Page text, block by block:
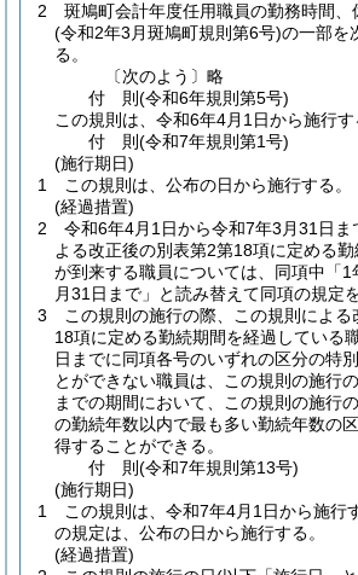
2
斑鳩町会計年度任用職員の勤務時間、
(令和2年3月斑鳩町規則第6号)の一部を
る。
〔次のよう〕略
付 則(令和6年規則第5号)
この規則は、令和6年4月1日から施行す
付 則(令和7年規則第1号)
(施行期日)
1
この規則は、公布の日から施行する。
(経過措置)
2
令和6年4月1日から令和7年3月31日ま
よる改正後の別表第2第18項に定める
が到来する職員については、同項中「1
月31日まで」と読み替えて同項の規定
3
この規則の施行の際、この規則によ
18項に定める勤続期間を経過している
日までに同項各号のいずれの区分の特
とができない職員は、この規則の施行
までの期間において、この規則の施行
の勤続年数以内で最も多い勤続年数の
得することができる。
付 則(令和7年規則第13号)
(施行期日)
1
この規則は、令和7年4月1日から施行
の規定は、公布の日から施行する。
(経過措置)